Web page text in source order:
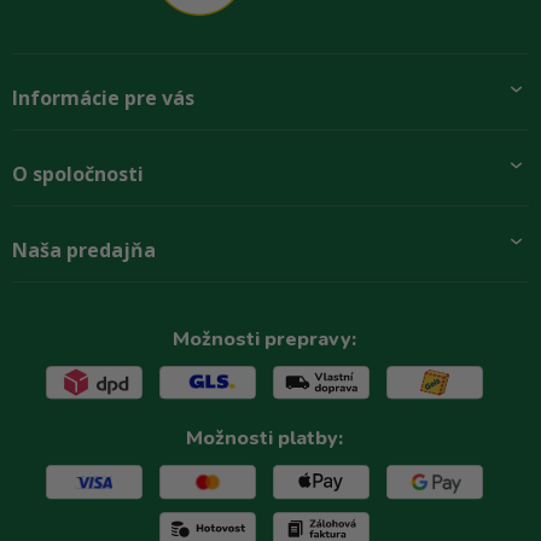
Informácie pre vás
Preprava a platba
Rady zákazníkom
O spoločnosti
O firme
Naša predajňa
Možnosti prepravy:
Možnosti platby: